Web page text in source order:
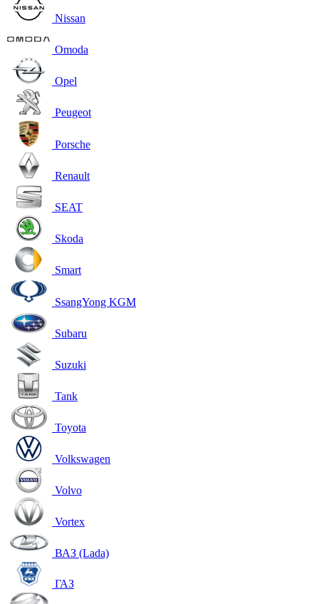
Nissan
Omoda
Opel
Peugeot
Porsche
Renault
SEAT
Skoda
Smart
SsangYong KGM
Subaru
Suzuki
Tank
Toyota
Volkswagen
Volvo
Vortex
ВАЗ (Lada)
ГАЗ